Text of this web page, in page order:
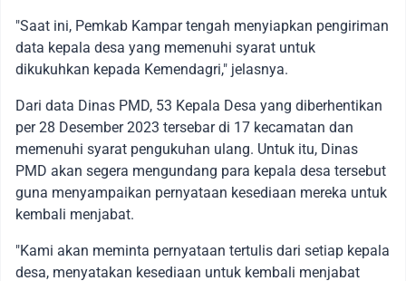
"Saat ini, Pemkab Kampar tengah menyiapkan pengiriman
data kepala desa yang memenuhi syarat untuk
dikukuhkan kepada Kemendagri," jelasnya.
Dari data Dinas PMD, 53 Kepala Desa yang diberhentikan
per 28 Desember 2023 tersebar di 17 kecamatan dan
memenuhi syarat pengukuhan ulang. Untuk itu, Dinas
PMD akan segera mengundang para kepala desa tersebut
guna menyampaikan pernyataan kesediaan mereka untuk
kembali menjabat.
"Kami akan meminta pernyataan tertulis dari setiap kepala
desa, menyatakan kesediaan untuk kembali menjabat